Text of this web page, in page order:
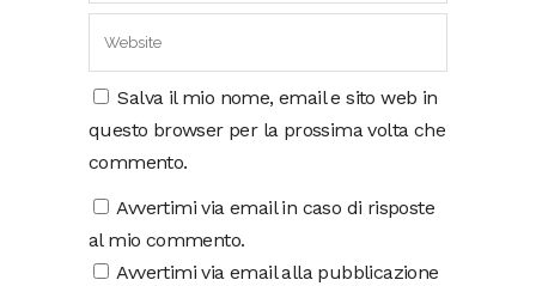
Salva il mio nome, email e sito web in
questo browser per la prossima volta che
commento.
Avvertimi via email in caso di risposte
al mio commento.
Avvertimi via email alla pubblicazione